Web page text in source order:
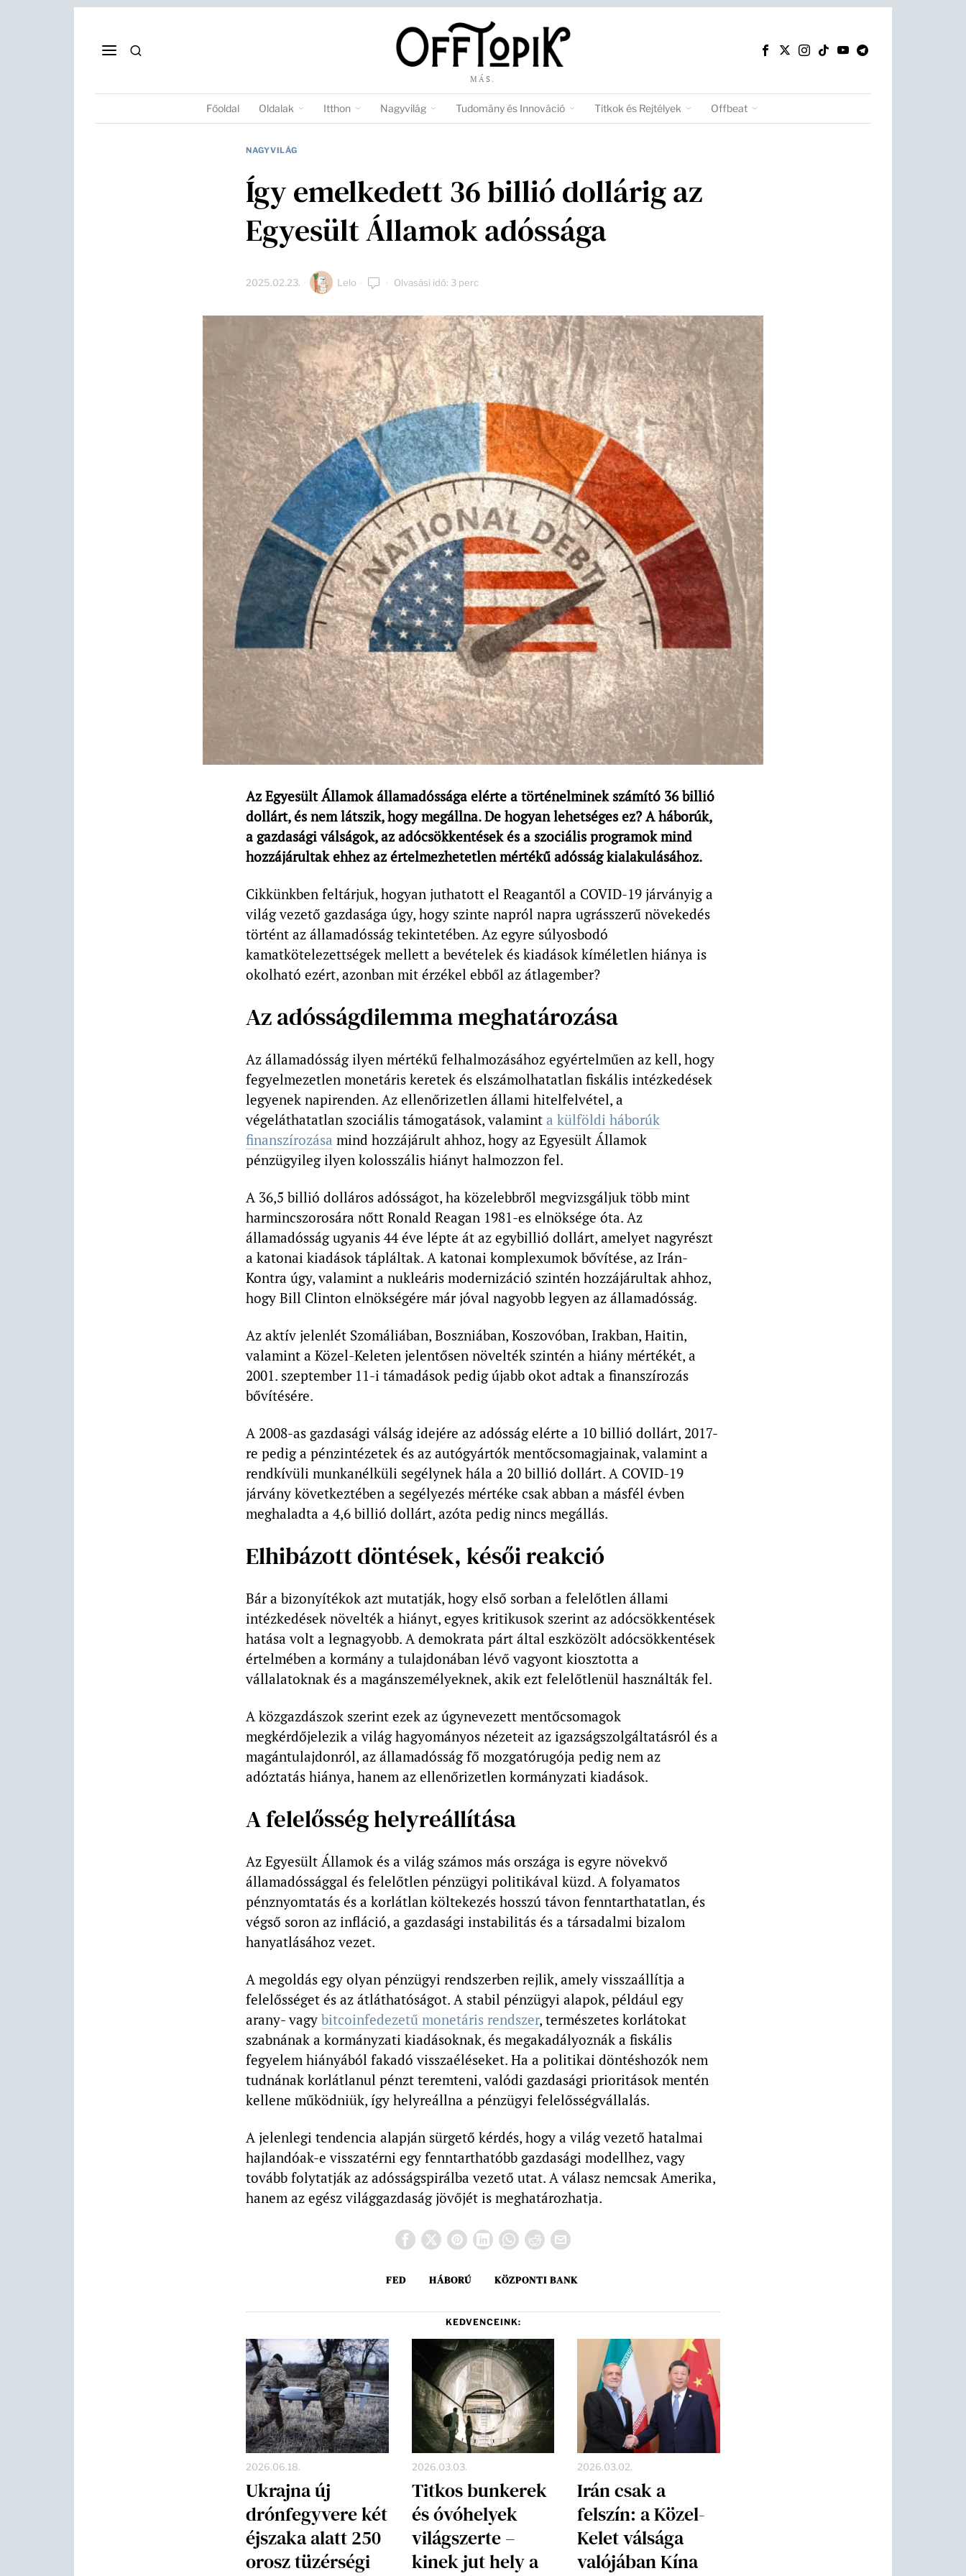
MÁS.
Főoldal Oldalak Itthon Nagyvilág Tudomány és Innováció Titkok és Rejtélyek Offbeat
NAGYVILÁG
Így emelkedett 36 billió dollárig az
Egyesült Államok adóssága
2025.02.23. Lelo Olvasási idő: 3 perc
Az Egyesült Államok államadóssága elérte a történelminek számító 36 billió
dollárt, és nem látszik, hogy megállna. De hogyan lehetséges ez? A háborúk,
a gazdasági válságok, az adócsökkentések és a szociális programok mind
hozzájárultak ehhez az értelmezhetetlen mértékű adósság kialakulásához.
Cikkünkben feltárjuk, hogyan juthatott el Reagantől a COVID-19 járványig a
világ vezető gazdasága úgy, hogy szinte napról napra ugrásszerű növekedés
történt az államadósság tekintetében. Az egyre súlyosbodó
kamatkötelezettségek mellett a bevételek és kiadások kíméletlen hiánya is
okolható ezért, azonban mit érzékel ebből az átlagember?
Az adósságdilemma meghatározása
Az államadósság ilyen mértékű felhalmozásához egyértelműen az kell, hogy
fegyelmezetlen monetáris keretek és elszámolhatatlan fiskális intézkedések
legyenek napirenden. Az ellenőrizetlen állami hitelfelvétel, a
végeláthatatlan szociális támogatások, valamint a külföldi háborúk
finanszírozása mind hozzájárult ahhoz, hogy az Egyesült Államok
pénzügyileg ilyen kolosszális hiányt halmozzon fel.
A 36,5 billió dolláros adósságot, ha közelebbről megvizsgáljuk több mint
harmincszorosára nőtt Ronald Reagan 1981-es elnöksége óta. Az
államadósság ugyanis 44 éve lépte át az egybillió dollárt, amelyet nagyrészt
a katonai kiadások tápláltak. A katonai komplexumok bővítése, az Irán-
Kontra úgy, valamint a nukleáris modernizáció szintén hozzájárultak ahhoz,
hogy Bill Clinton elnökségére már jóval nagyobb legyen az államadósság.
Az aktív jelenlét Szomáliában, Boszniában, Koszovóban, Irakban, Haitin,
valamint a Közel-Keleten jelentősen növelték szintén a hiány mértékét, a
2001. szeptember 11-i támadások pedig újabb okot adtak a finanszírozás
bővítésére.
A 2008-as gazdasági válság idejére az adósság elérte a 10 billió dollárt, 2017-
re pedig a pénzintézetek és az autógyártók mentőcsomagjainak, valamint a
rendkívüli munkanélküli segélynek hála a 20 billió dollárt. A COVID-19
járvány következtében a segélyezés mértéke csak abban a másfél évben
meghaladta a 4,6 billió dollárt, azóta pedig nincs megállás.
Elhibázott döntések, késői reakció
Bár a bizonyítékok azt mutatják, hogy első sorban a felelőtlen állami
intézkedések növelték a hiányt, egyes kritikusok szerint az adócsökkentések
hatása volt a legnagyobb. A demokrata párt által eszközölt adócsökkentések
értelmében a kormány a tulajdonában lévő vagyont kiosztotta a
vállalatoknak és a magánszemélyeknek, akik ezt felelőtlenül használták fel.
A közgazdászok szerint ezek az úgynevezett mentőcsomagok
megkérdőjelezik a világ hagyományos nézeteit az igazságszolgáltatásról és a
magántulajdonról, az államadósság fő mozgatórugója pedig nem az
adóztatás hiánya, hanem az ellenőrizetlen kormányzati kiadások.
A felelősség helyreállítása
Az Egyesült Államok és a világ számos más országa is egyre növekvő
államadóssággal és felelőtlen pénzügyi politikával küzd. A folyamatos
pénznyomtatás és a korlátlan költekezés hosszú távon fenntarthatatlan, és
végső soron az infláció, a gazdasági instabilitás és a társadalmi bizalom
hanyatlásához vezet.
A megoldás egy olyan pénzügyi rendszerben rejlik, amely visszaállítja a
felelősséget és az átláthatóságot. A stabil pénzügyi alapok, például egy
arany- vagy bitcoinfedezetű monetáris rendszer, természetes korlátokat
szabnának a kormányzati kiadásoknak, és megakadályoznák a fiskális
fegyelem hiányából fakadó visszaéléseket. Ha a politikai döntéshozók nem
tudnának korlátlanul pénzt teremteni, valódi gazdasági prioritások mentén
kellene működniük, így helyreállna a pénzügyi felelősségvállalás.
A jelenlegi tendencia alapján sürgető kérdés, hogy a világ vezető hatalmai
hajlandóak-e visszatérni egy fenntarthatóbb gazdasági modellhez, vagy
tovább folytatják az adósságspirálba vezető utat. A válasz nemcsak Amerika,
hanem az egész világgazdaság jövőjét is meghatározhatja.
FED HÁBORÚ KÖZPONTI BANK
KEDVENCEINK:
2026.06.18.
Ukrajna új
drónfegyvere két
éjszaka alatt 250
orosz tüzérségi
2026.03.03.
Titkos bunkerek
és óvóhelyek
világszerte –
kinek jut hely a
2026.03.02.
Irán csak a
felszín: a Közel-
Kelet válsága
valójában Kína